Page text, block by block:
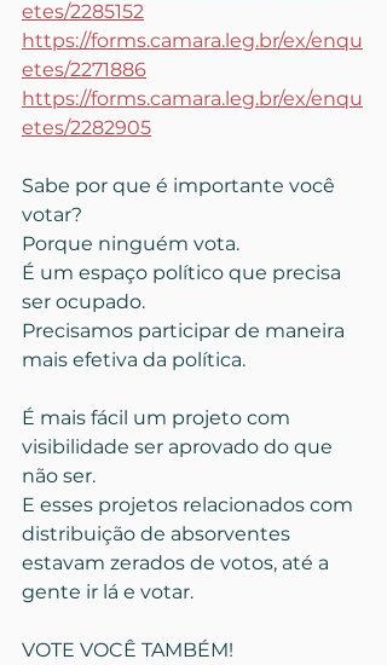
etes/2285152
https://forms.camara.leg.br/ex/enqu
etes/2271886
https://forms.camara.leg.br/ex/enqu
etes/2282905
Sabe por que é importante você
votar?
Porque ninguém vota.
É um espaço político que precisa
ser ocupado.
Precisamos participar de maneira
mais efetiva da política.
É mais fácil um projeto com
visibilidade ser aprovado do que
não ser.
E esses projetos relacionados com
distribuição de absorventes
estavam zerados de votos, até a
gente ir lá e votar.
VOTE VOCÊ TAMBÉM!